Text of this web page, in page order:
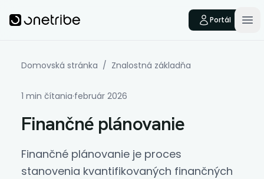
Onetribe
Portál
Domovská stránka / Znalostná základňa
1 min čítania·február 2026
Finančné plánovanie
Finančné plánovanie je proces
stanovenia kvantifikovaných finančných